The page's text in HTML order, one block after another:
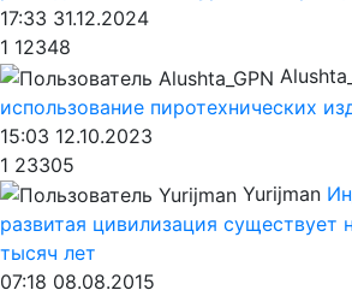
17:33 31.12.2024
1 12348
использование пиротехнических
15:03 12.10.2023
1 23305
Yurijman
развитая цивилизация существует
тысяч лет
07:18 08.08.2015